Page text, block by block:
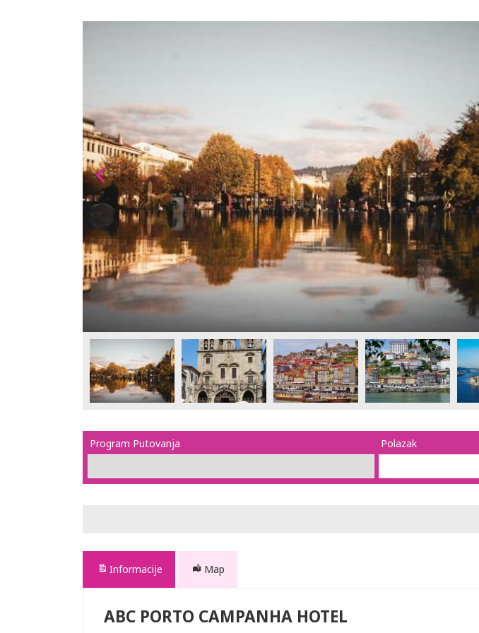
Program Putovanja Polazak
Informacije Map
ABC PORTO CAMPANHA HOTEL